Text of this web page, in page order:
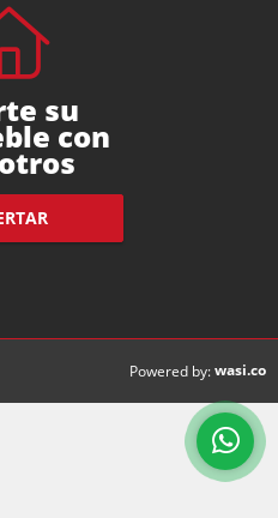
su
con
Powered by:wasi.co